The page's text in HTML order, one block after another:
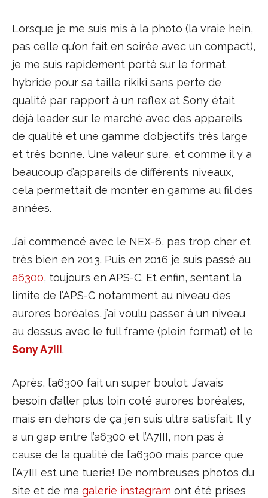
Lorsque je me suis mis à la photo (la vraie hein,
pas celle qu’on fait en soirée avec un compact),
je me suis rapidement porté sur le format
hybride pour sa taille rikiki sans perte de
qualité par rapport à un reflex et Sony était
déjà leader sur le marché avec des appareils
de qualité et une gamme d’objectifs très large
et très bonne. Une valeur sure, et comme il y a
beaucoup d’appareils de différents niveaux,
cela permettait de monter en gamme au fil des
années.
J’ai commencé avec le NEX-6, pas trop cher et
très bien en 2013. Puis en 2016 je suis passé au
a6300, toujours en APS-C. Et enfin, sentant la
limite de l’APS-C notamment au niveau des
aurores boréales, j’ai voulu passer à un niveau
au dessus avec le full frame (plein format) et le
Sony A7III.
Après, l’a6300 fait un super boulot. J’avais
besoin d’aller plus loin coté aurores boréales,
mais en dehors de ça j’en suis ultra satisfait. Il y
a un gap entre l’a6300 et l’A7III, non pas à
cause de la qualité de l’a6300 mais parce que
l’A7III est une tuerie! De nombreuses photos du
site et de ma galerie instagram ont été prises